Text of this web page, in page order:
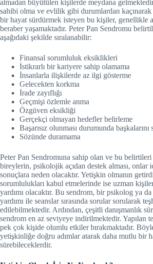
almadan büyütülen kişilerde meydana
sahibi olma ve evlilik gibi durumlardan kaçınarak
bir hayat sürdürmek isteyen bu kişiler, genellikle
beraber yaşamaktadır. Peter Pan Sendromu
aşağıdaki şekilde sıralanabilir:
Finansal sorumluluk eksiklikleri
İstikrarlı bir kariyere sahip olamama
İnsanlarla ilişkilerde az ilgi gösterme
Gelecekten korkma
İrade zayıflığı
Geçmişi özlemle anma
Özgüven eksikliği
Gerçekçi olmayan hedefler belirleme
Başarısız olunması durumunda başkalarını
Sözünde duramama
Peter Pan Sendromuna sahip olan ve bu belirtileri
bireylerin, psikolojik açıdan destek alması, onlar
sonuçlara neden olacaktır. Yetişkin olmanın
sorumlulukları kabul etmelerinde ise uzman
yardımı olacaktır. Bu sendrom, bir psikolog ya
yardımı ile seanslar sırasında sorular sorularak
edilebilmektedir. Ardından, çeşitli danışmanlık
sendrom en az seviyeye indirilmektedir. Yapılan
pek çok kişide olumlu etkiler bırakmaktadır.
yetişkinliğe doğru adımlar atarak daha mutlu bir
sürebileceklerdir.